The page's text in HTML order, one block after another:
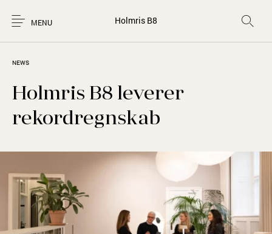
MENU Holmris B8
NEWS
Holmris B8 leverer
rekordregnskab